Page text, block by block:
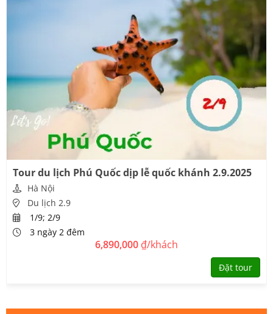
Tour du lịch Phú Quốc dịp lễ quốc khánh 2.9.2025
Hà Nội
Du lịch 2.9
1/9; 2/9
3 ngày 2 đêm
6,890,000 ₫/khách
Đặt tour